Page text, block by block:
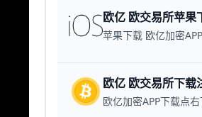
欧亿 欧交易所苹果
欧亿 欧交易所下载